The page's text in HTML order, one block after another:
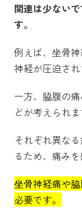
関連は少ない
す。
例えば、坐骨
神経が圧迫され
一方、脇腹の
どが考えられま
それぞれ異な
るため、痛み
坐骨神経痛や
必要です。